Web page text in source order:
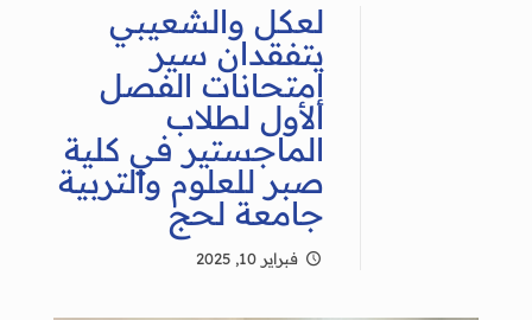
لعكل والشعيبي
يتفقدان سير
إمتحانات الفصل
الأول لطلاب
الماجستير في كلية
صبر للعلوم والتربية
جامعة لحج
فبراير 10, 2025